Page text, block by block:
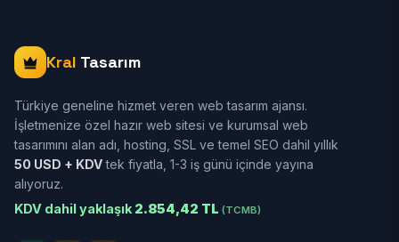
Kral Tasarım
Türkiye geneline hizmet veren web tasarım ajansı.
İşletmenize özel hazır web sitesi ve kurumsal web
tasarımını alan adı, hosting, SSL ve temel SEO dahil yıllık
50 USD + KDVtek fiyatla, 1-3 iş günü içinde yayına
alıyoruz.
KDV dahil yaklaşık 2.854,42 TL (TCMB)